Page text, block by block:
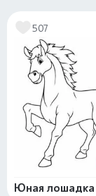
507
Юная лошадка